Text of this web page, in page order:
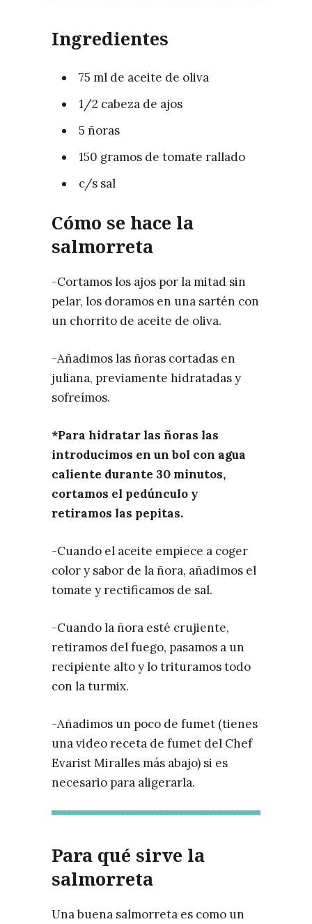
Ingredientes
75 ml de aceite de oliva
1/2 cabeza de ajos
5 ñoras
150 gramos de tomate rallado
c/s sal
Cómo se hace la
salmorreta
-Cortamos los ajos por la mitad sin
pelar, los doramos en una sartén con
un chorrito de aceite de oliva.
-Añadimos las ñoras cortadas en
juliana, previamente hidratadas y
sofreímos.
*Para hidratar las ñoras las
introducimos en un bol con agua
caliente durante 30 minutos,
cortamos el pedúnculo y
retiramos las pepitas.
-Cuando el aceite empiece a coger
color y sabor de la ñora, añadimos el
tomate y rectificamos de sal.
-Cuando la ñora esté crujiente,
retiramos del fuego, pasamos a un
recipiente alto y lo trituramos todo
con la turmix.
-Añadimos un poco de fumet (tienes
una video receta de fumet del Chef
Evarist Miralles más abajo) si es
necesario para aligerarla.
Para qué sirve la
salmorreta
Una buena salmorreta es como un